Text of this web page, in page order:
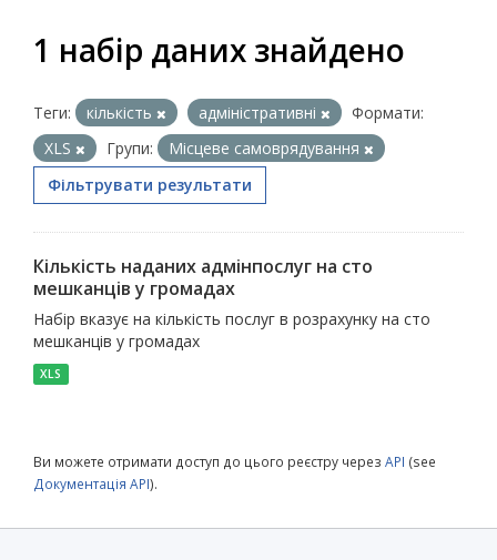
1 набір даних знайдено
Теги: кількість адміністративні
Формати:
XLS
Групи:
Місцеве самоврядування
Фільтрувати результати
Кількість наданих адмінпослуг на сто
мешканців у громадах
Набір вказує на кількість послуг в розрахунку на сто
мешканців у громадах
XLS
Ви можете отримати доступ до цього реєстру через API (see
Документація API).